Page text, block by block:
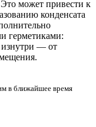
Это может привести к
конденсата
герметиками:
изнутри — от
в ближайшее время